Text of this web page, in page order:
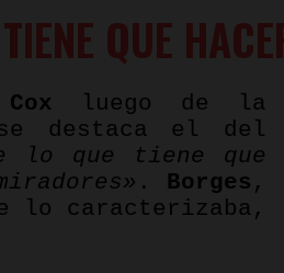
QUE
Cox luego de la
destaca el del
lo que tiene que
. Borges ,
lo caracterizaba,